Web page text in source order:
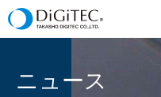
ニュース